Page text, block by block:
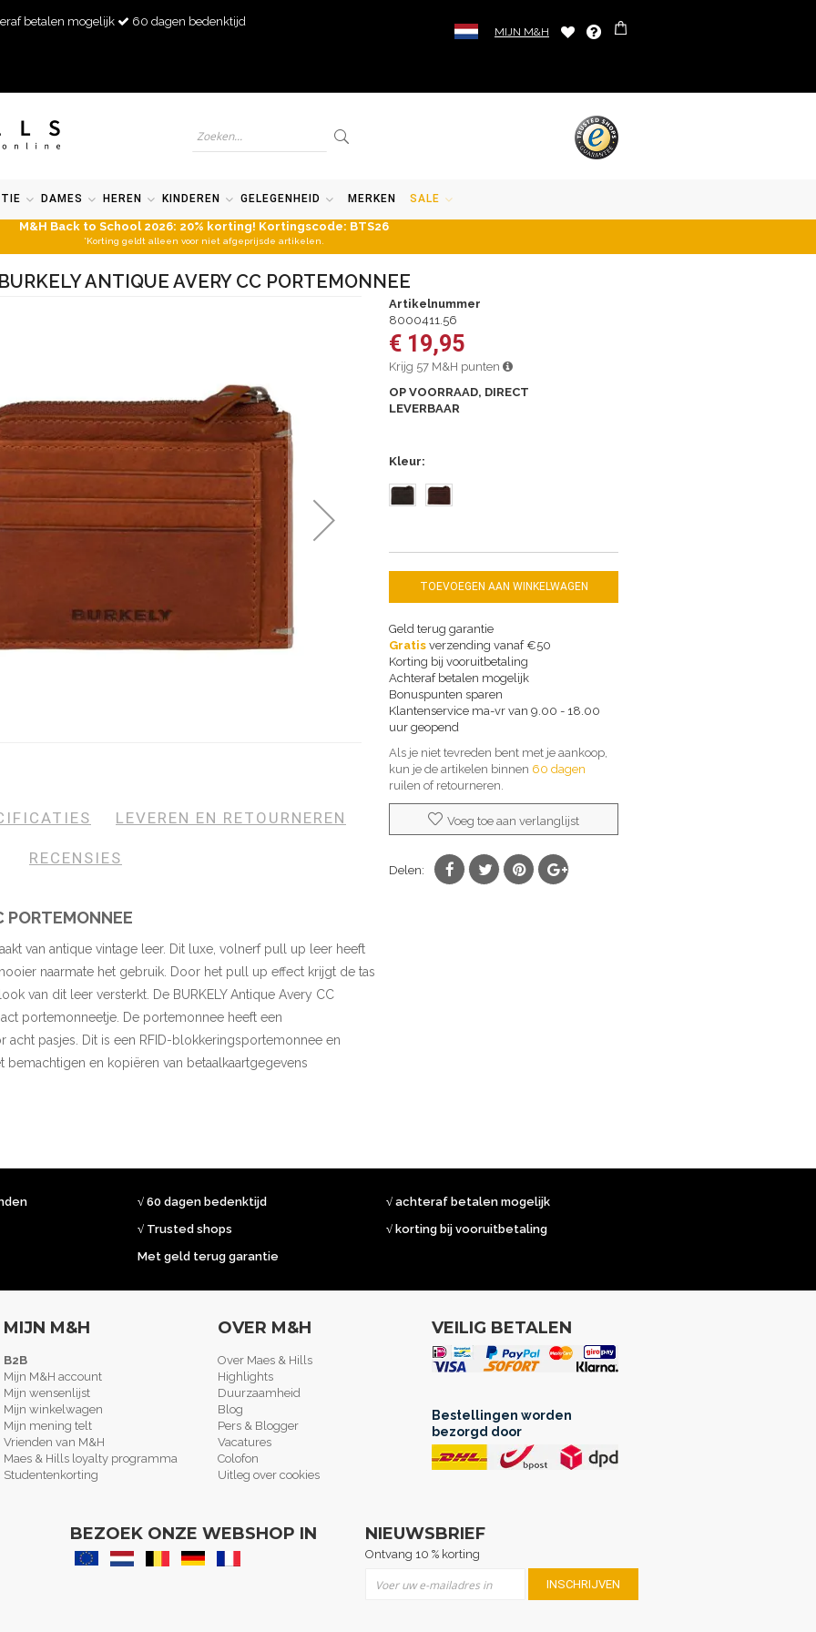
betalen mogelijk 60 dagen bedenktijd
MIJN M&H
DAMES HEREN KINDEREN GELEGENHEID MERKEN SALE
M&H Back to School 2026: 20% korting! Kortingscode: BTS26
*Korting geldt alleen voor niet afgeprijsde artikelen.
BURKELY ANTIQUE AVERY CC PORTEMONNEE
Artikelnummer
8000411.56
€ 19,95
Krijg 57 M&H punten
OP VOORRAAD, DIRECT
LEVERBAAR
Kleur
TOEVOEGEN AAN WINKELWAGEN
Geld terug garantie
Gratis verzending vanaf €50
Korting bij vooruitbetaling
Achteraf betalen mogelijk
Bonuspunten sparen
Klantenservice ma-vr van 9.00 - 18.00
uur geopend
Als je niet tevreden bent met je aankoop,
kun je de artikelen binnen 60 dagen
ruilen of retourneren.
Voeg toe aan verlanglijst
Delen:
PORTEMONNEE
van antique vintage leer. Dit luxe, volnerf pull up leer heeft
naarmate het gebruik. Door het pull up effect krijgt de tas
van dit leer versterkt. De BURKELY Antique Avery CC
portemonneetje. De portemonnee heeft een
pasjes. Dit is een RFID-blokkeringsportemonnee en
en kopiëren van betaalkaartgegevens
LEVEREN EN RETOURNEREN
RECENSIES
√ 60 dagen bedenktijd
√ Trusted shops
Met geld terug garantie
√ achteraf betalen mogelijk
√ korting bij vooruitbetaling
MIJN M&H
B2B
Mijn M&H account
Mijn wensenlijst
Mijn winkelwagen
Mijn mening telt
Vrienden van M&H
Maes & Hills loyalty programma
Studentenkorting
OVER M&H
Over Maes & Hills
Highlights
Duurzaamheid
Blog
Pers & Blogger
Vacatures
Colofon
Uitleg over cookies
VEILIG BETALEN
Bestellingen worden
bezorgd door
BEZOEK ONZE WEBSHOP IN NIEUWSBRIEF
Ontvang 10 % korting
INSCHRIJVEN